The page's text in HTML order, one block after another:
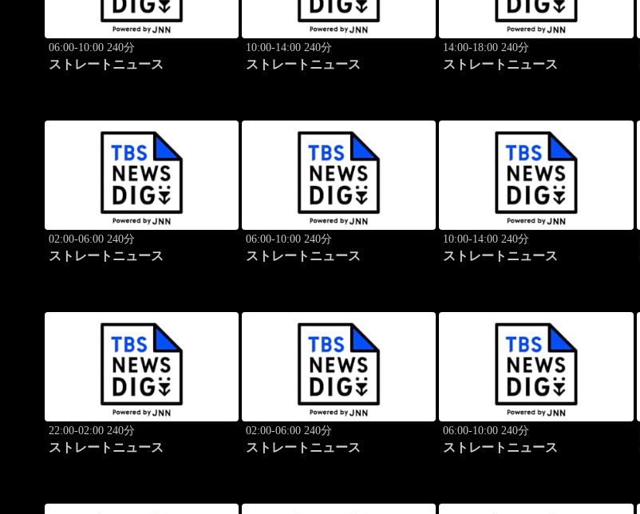
06:00-10:00 240分
ストレートニュース
10:00-14:00 240分
ストレートニュース
14:00-18:00 240分
ストレートニュース
02:00-06:00 240分
ストレートニュース
06:00-10:00 240分
ストレートニュース
10:00-14:00 240分
ストレートニュース
22:00-02:00 240分
ストレートニュース
02:00-06:00 240分
ストレートニュース
06:00-10:00 240分
ストレートニュース